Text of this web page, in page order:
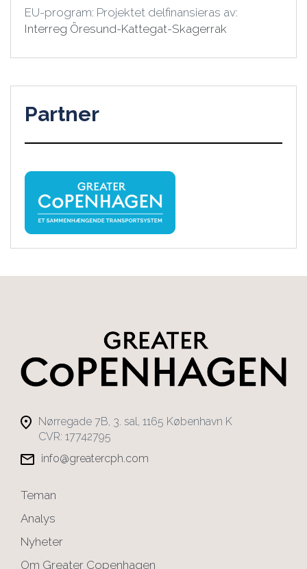
EU-program: Projektet delfinansieras av:
Interreg Öresund-Kattegat-Skagerrak
Partner
Nørregade 7B, 3. sal, 1165 København K
CVR: 17742795
info@greatercph.com
Teman
Analys
Nyheter
Om Greater Copenhagen